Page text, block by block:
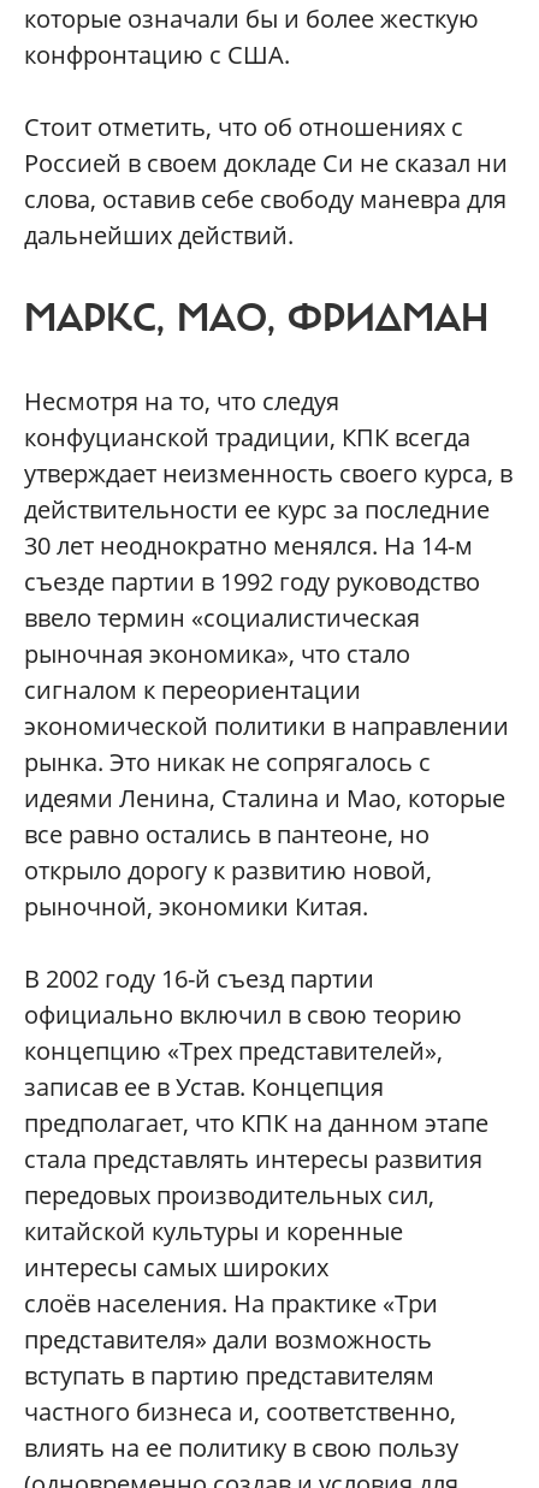
которые означали бы и более жесткую
конфронтацию с США.
Стоит отметить, что об отношениях с
Россией в своем докладе Си не сказал ни
слова, оставив себе свободу маневра для
дальнейших действий.
МАРКС, МАО, ФРИДМАН
Несмотря на то, что следуя
конфуцианской традиции, КПК всегда
утверждает неизменность своего курса, в
действительности ее курс за последние
30 лет неоднократно менялся. На 14-м
съезде партии в 1992 году руководство
ввело термин «социалистическая
рыночная экономика», что стало
сигналом к переориентации
экономической политики в направлении
рынка. Это никак не сопрягалось с
идеями Ленина, Сталина и Мао, которые
все равно остались в пантеоне, но
открыло дорогу к развитию новой,
рыночной, экономики Китая.
В 2002 году 16-й съезд партии
официально включил в свою теорию
концепцию «Трех представителей»,
записав ее в Устав. Концепция
предполагает, что КПК на данном этапе
стала представлять интересы развития
передовых производительных сил,
китайской культуры и коренные
интересы самых широких
слоёв населения. На практике «Три
представителя» дали возможность
вступать в партию представителям
частного бизнеса и, соответственно,
влиять на ее политику в свою пользу